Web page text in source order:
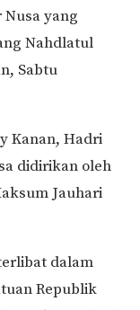
yang
Nahdlatul
Sabtu
Kanan, Hadri
didirikan oleh
Jauhari
dalam
Republik